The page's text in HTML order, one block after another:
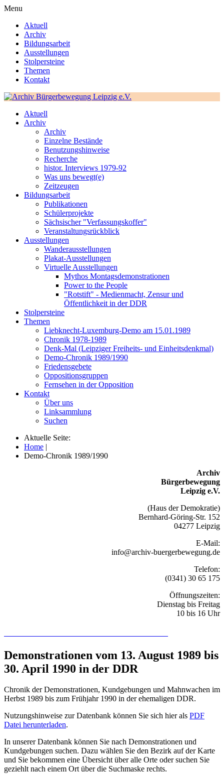
Menu
Aktuell
Archiv
Bildungsarbeit
Ausstellungen
Stolpersteine
Themen
Kontakt
Aktuell
Archiv
Archiv
Einzelne Bestände
Benutzungshinweise
Recherche
histor. Interviews 1979-92
Was uns bewegt(e)
Zeitzeugen
Bildungsarbeit
Publikationen
Schülerprojekte
Sächsischer "Verfassungskoffer"
Veranstaltungsrückblick
Ausstellungen
Wanderausstellungen
Plakat-Ausstellungen
Virtuelle Ausstellungen
Mythos Montagsdemonstrationen
Power to the People
"Rotstift" - Medienmacht, Zensur und
Öffentlichkeit in der DDR
Stolpersteine
Themen
Liebknecht-Luxemburg-Demo am 15.01.1989
Chronik 1978-1989
Denk-Mal (Leipziger Freiheits- und Einheitsdenkmal)
Demo-Chronik 1989/1990
Friedensgebete
Oppositionsgruppen
Fernsehen in der Opposition
Kontakt
Über uns
Linksammlung
Suchen
Aktuelle Seite:
Home |
Demo-Chronik 1989/1990
Archiv
Bürgerbewegung
Leipzig e.V.
(Haus der Demokratie)
Bernhard-Göring-Str. 152
04277 Leipzig
E-Mail:
info@archiv-buergerbewegung.de
Telefon:
(0341) 30 65 175
Öffnungszeiten:
Dienstag bis Freitag
10 bis 16 Uhr
Demonstrationen vom 13. August 1989 bis
30. April 1990 in der DDR
Chronik der Demonstrationen, Kundgebungen und Mahnwachen im
Herbst 1989 bis zum Frühjahr 1990 in der ehemaligen DDR.
Nutzungshinweise zur Datenbank können Sie sich hier als PDF
Datei herunterladen.
In unserer Datenbank können Sie nach Demonstrationen und
Kundgebungen suchen. Dazu wählen Sie den Bezirk auf der Karte
und Sie bekommen eine Übersicht über alle Orte oder suchen Sie
geziehlt nach einem Ort über die Suchmaske rechts.